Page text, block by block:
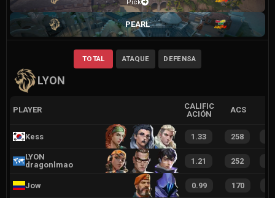
Pick
PEARL
LYON
TOTAL ATAQUE DEFENSA
PLAYER
CALIFIC
ACIÓN
ACS
Kess 1.33 258
LYON
dragonlmao
1.21 252
Jow 0.99 170